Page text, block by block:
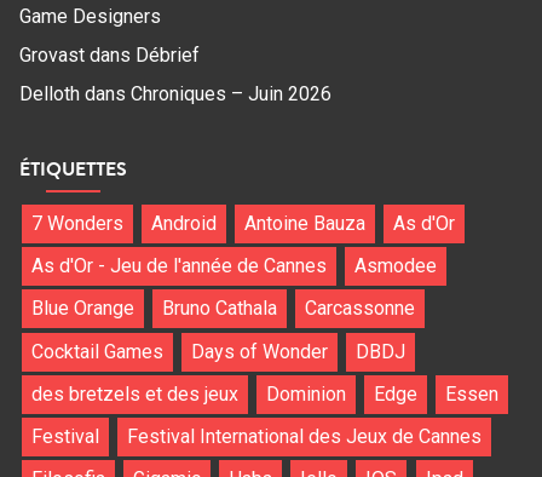
Game Designers
Grovast dans Débrief
Delloth dans Chroniques – Juin 2026
ÉTIQUETTES
7 Wonders Android Antoine Bauza
As d'Or
As d'Or - Jeu de l'année de Cannes
Asmodee
Blue Orange
Bruno Cathala
Carcassonne
Cocktail Games
Days of Wonder
DBDJ
des bretzels et des jeux
Dominion Edge
Essen
Festival
Festival International des Jeux de Cannes